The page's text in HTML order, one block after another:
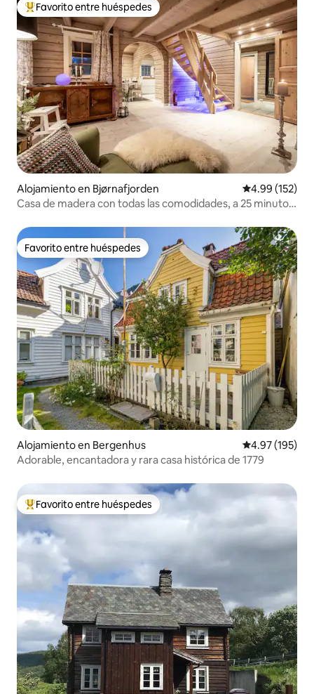
Favorito entre huéspedes preferido
Favorito entre huéspedes
Alojamiento en Bjørnafjorden Calificación
4.99 (152)
Casa de madera con todas las comodidades, a 25 minutos
Favorito entre huéspedes
Favorito entre huéspedes
Alojamiento en Bergenhus Calificación
4.97 (195)
Adorable, encantadora y rara casa histórica de 1779
Favorito entre huéspedes preferido
Favorito entre huéspedes